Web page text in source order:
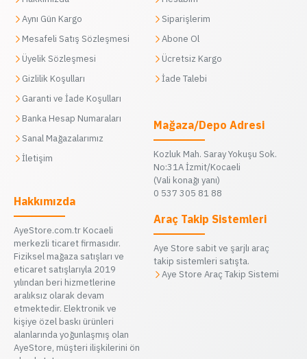
Aynı Gün Kargo
Mesafeli Satış Sözleşmesi
Üyelik Sözleşmesi
Gizlilik Koşulları
Garanti ve İade Koşulları
Banka Hesap Numaraları
Sanal Mağazalarımız
İletişim
Hakkımızda
AyeStore.com.tr Kocaeli
merkezli ticaret firmasıdır.
Fiziksel mağaza satışları ve
eticaret satışlarıyla 2019
yılından beri hizmetlerine
aralıksız olarak devam
etmektedir. Elektronik ve
kişiye özel baskı ürünleri
alanlarında yoğunlaşmış olan
AyeStore, müşteri ilişkilerini ön
Siparişlerim
Abone Ol
Ücretsiz Kargo
İade Talebi
Mağaza/Depo Adresi
Kozluk Mah. Saray Yokuşu Sok.
No:31A İzmit/Kocaeli
(Vali konağı yanı)
0 537 305 81 88
Araç Takip Sistemleri
Aye Store sabit ve şarjlı araç
takip sistemleri satışta.
Aye Store Araç Takip Sistemi